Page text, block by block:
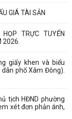
GIÁ TÀI SẢN
TRỰC TUYẾN
2026.
giấy khen và biểu
phố Xâm Đông).
tịch HĐND phường
xét đơn phản ánh,